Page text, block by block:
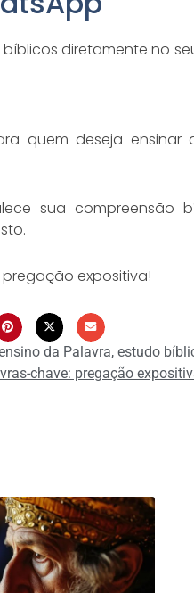
diretamente no
quem deseja
sua compreensão
expositiva!
da Palavra, estudo
chave: pregação